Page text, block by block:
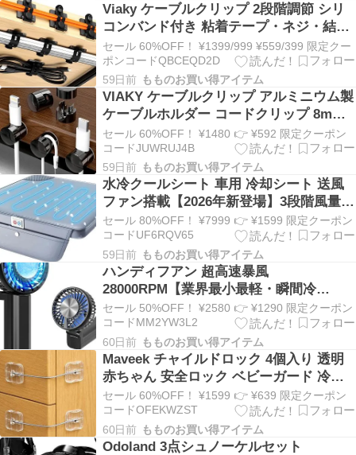
Viaky ケーブルクリップ 2段階調節 シリ
コンバンド付き 粘着テープ・ネジ・結束
バンド対応 配線整理に最適 交換用バンド
付き ケーブル収納 コードまとめる 屋外
対応 デスク 机 壁 キッチン 車内 台所
セール 60%OFF！ ¥1399/999 ¥559/399 限定クー
ポンコードQBCEQD2D
59日前 もものお買い得アイテム
VIAKY ケーブルクリップ アルミニウム製
ケーブルホルダー コードクリップ 8mm
まで対応 2WAY固定 強力粘着式/ネジ留め
式 配線整理 ケーブル固定 落下防止 デス
ク周り 整理 収納 オフィス 車内 USBケー
ブル整理 高耐久性 調節可能 予備シール
付き 5個セット 黒鉄色
セール 60%OFF！ ¥1480 👉 ¥592 限定クーポン
コードJUWRUJ4B
59日前 もものお買い得アイテム
水冷クールシート 車用 冷却シート 送風
ファン搭載【2026年新登場】3段階風量調
整 USB給電対応 蒸れ防止 冷感 長時間快
適 防水 滑り止め 軽量 静音 オフィス 自宅
車載用 日本語説明書付き
セール 80%OFF！ ¥7999 👉 ¥1599 限定クーポン
コードUF6RQV65
59日前 もものお買い得アイテム
ハンディフアン 超高速暴風
28000RPM【業界最小最軽・瞬間冷
却-30℃・15dB極静音】 わずか175ｇ 冷
却プレート 最大20H稼働 Type-C充電式
90°角度調整 風量5段階調整可能 手持ち/
首掛け/卓上/吊り下げ 4500mAh大容量 熱
中症対策 暑さ対策 通勤/通学/スポーツ観
戦/車中泊/花火大会/山登り/旅行用 ウルハ
ーバースタイル
セール 50%OFF！ ¥2580 👉 ¥1290 限定クーポン
コードMM2YW3L2
60日前 もものお買い得アイテム
Maveek チャイルドロック 4個入り 透明
赤ちゃん 安全ロック ベビーガード 冷蔵
庫ロック 引き出しロック ドアロック ダ
ブルボタン式 強力粘着 交換用粘着パッド
8枚付き 工具不要 キャビネット 食器棚 ト
イレ 窓 扉 ペット対策
セール 60%OFF！ ¥1599 👉 ¥639 限定クーポン
コードOFEKWZST
60日前 もものお買い得アイテム
Odoland 3点シュノーケルセット